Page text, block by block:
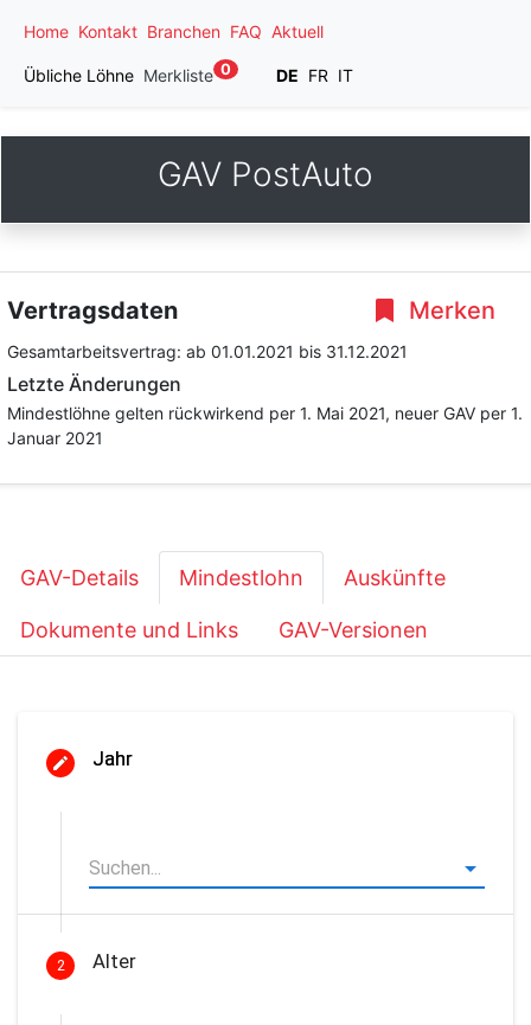
Home Kontakt Branchen FAQ Aktuell
Übliche Löhne Merkliste 0 DE FR IT
GAV PostAuto
Merken
Vertragsdaten
Gesamtarbeitsvertrag: ab 01.01.2021 bis 31.12.2021
Letzte Änderungen
Mindestlöhne gelten rückwirkend per 1. Mai 2021, neuer GAV per 1.
Januar 2021
GAV-Details Mindestlohn Auskünfte
Dokumente und Links GAV-Versionen
Jahr
2 Alter